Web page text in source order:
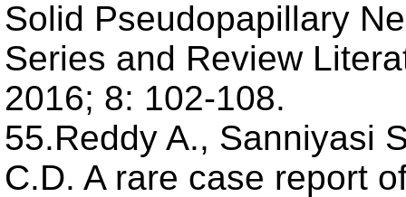
Solid Pseudopapillary
Series and Review
2016; 8: 102-108.
55.Reddy A., Sanniyasi
C.D. A rare case report